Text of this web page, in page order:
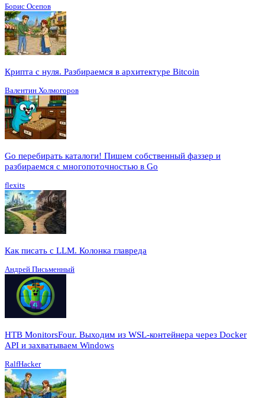
Борис Осепов
Крипта с нуля. Разбираемся в архитектуре Bitcoin
Валентин Холмогоров
Go перебирать каталоги! Пишем собственный фаззер и
разбираемся с многопоточностью в Go
flexits
Как писать с LLM. Колонка главреда
Андрей Письменный
HTB MonitorsFour. Выходим из WSL-контейнера через Docker
API и захватываем Windows
RalfHacker